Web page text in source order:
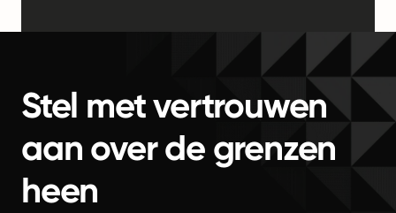
Stel met vertrouwen
aan over de grenzen
heen